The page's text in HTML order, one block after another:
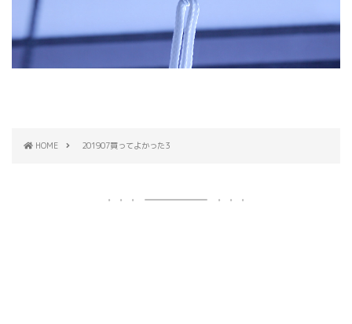
HOME 201907買ってよかった3